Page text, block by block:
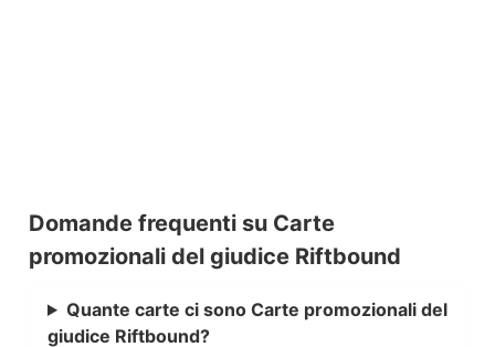
Domande frequenti su Carte
promozionali del giudice Riftbound
Quante carte ci sono Carte promozionali del
giudice Riftbound?